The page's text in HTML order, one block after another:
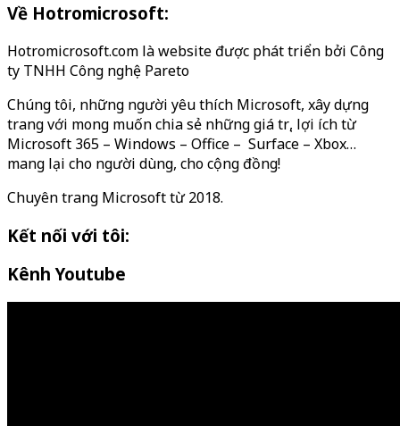
Về Hotromicrosoft:
Hotromicrosoft.com là website được phát triển bởi Công
ty TNHH Công nghệ Pareto
Chúng tôi, những người yêu thích Microsoft, xây dựng
trang với mong muốn chia sẻ những giá trị, lợi ích từ
Microsoft 365 – Windows – Office – Surface – Xbox…
mang lại cho người dùng, cho cộng đồng!
Chuyên trang Microsoft từ 2018.
Kết nối với tôi:
Kênh Youtube